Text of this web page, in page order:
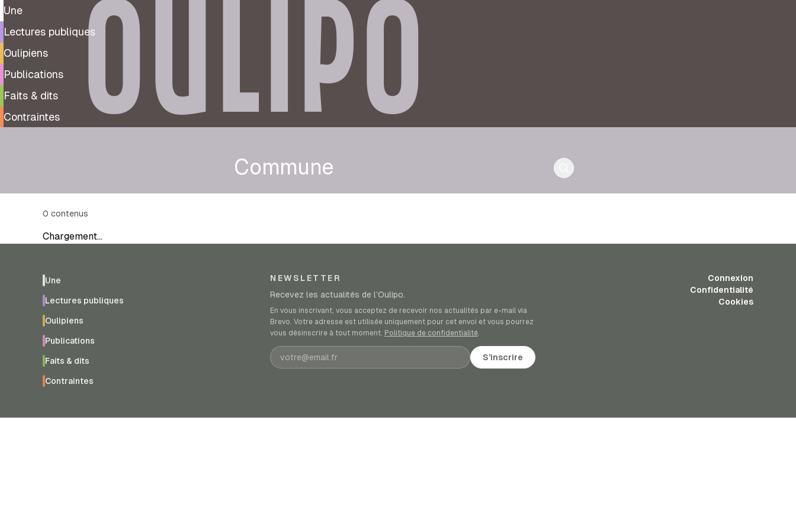
Une
Lectures publiques
Oulipiens
Publications
Faits & dits
Contraintes
OULIPO
Commune
0 contenus
Chargement…
Une
Lectures publiques
Oulipiens
Publications
Faits & dits
Contraintes
NEWSLETTER
Recevez les actualités de l’Oulipo.
En vous inscrivant, vous acceptez de recevoir nos actualités par e-mail via
Brevo. Votre adresse est utilisée uniquement pour cet envoi et vous pourrez
vous désinscrire à tout moment. Politique de confidentialité.
Adresse e-mail S’inscrire
Connexion
Confidentialité
Cookies